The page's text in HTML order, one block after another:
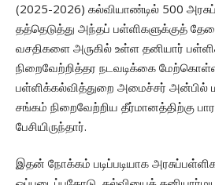
(2025-2026) கல்வியாண்டில் 500
தத்தெடுத்து அந்தப் பள்ளிகளுக்குத்
வசதிகளை அருகில் உள்ள தனியார்
நிறைவேற்றித்தர நடவடிக்கை
பள்ளிக்கல்வித்துறை அமைச்சர் அன்பில்
சங்கம் நிறைவேற்றிய தீர்மானத்திற்கு
பேசியிருந்தார்.
இதன் நோக்கம் படிப்படியாக